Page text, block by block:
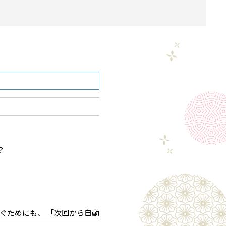
ためにも、 「次回から自動